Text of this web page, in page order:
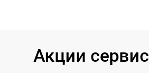
Акции